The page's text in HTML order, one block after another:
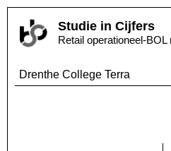
Studie in Cijfers
Retail operationeel-BOL
Drenthe College Terra